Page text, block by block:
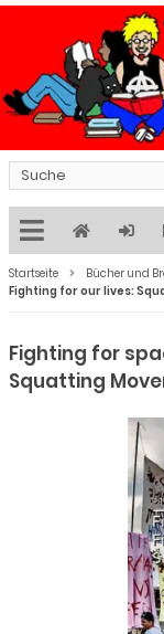
Startseite Bücher und
Fighting for our lives:
Fighting for
Squatting